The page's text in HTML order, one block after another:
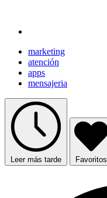
marketing
atención
apps
mensajeria
Leer más tarde Favoritos